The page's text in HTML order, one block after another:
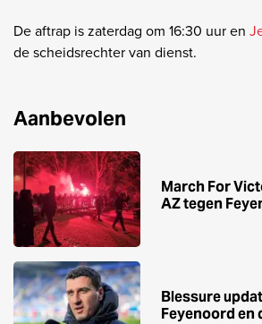
De aftrap is zaterdag om 16:30 uur en
de scheidsrechter van dienst.
Aanbevolen
March For
AZ tegen
Blessure
Feyenoord en